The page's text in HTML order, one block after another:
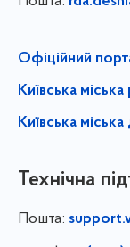
Офіційний
Київська міська
Київська
Технічна
Пошта: